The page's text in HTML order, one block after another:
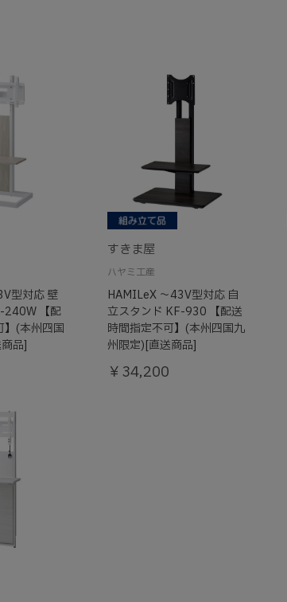
型対応 壁
240W 【配
】(本州四国
品]
すきま屋
ハヤミ工産
HAMILeX ～43V型対応 自
立スタンド KF-930 【配送
時間指定不可】(本州四国九
州限定)[直送商品]
￥34,200